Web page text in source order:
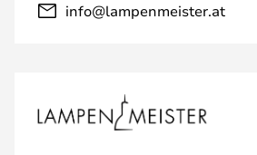
info@lampenmeister.at